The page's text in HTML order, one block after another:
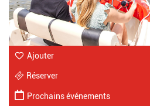
Ajouter
Réserver
Prochains événements